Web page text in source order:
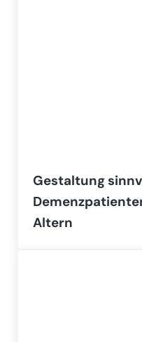
Gestaltung
Altern